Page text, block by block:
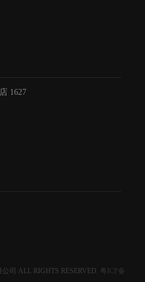
1627
司 ALL RIGHTS RESERVED.
粤ICP备